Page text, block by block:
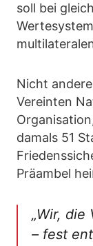
soll bei
Nicht
Vereinten
damals 51
Präambel
„Wir, die
– fest